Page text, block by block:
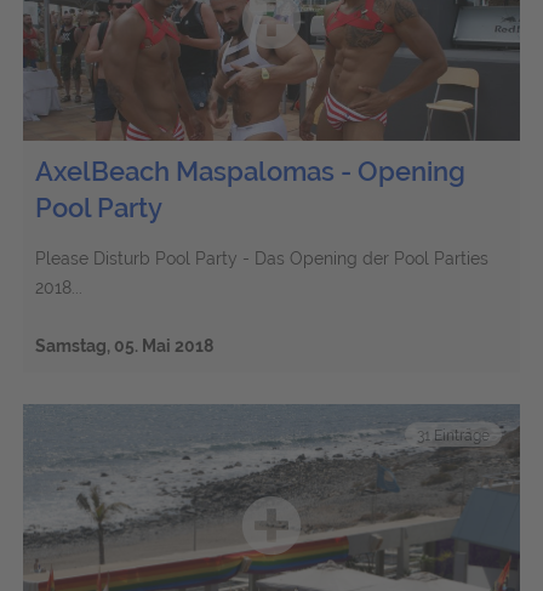
AxelBeach Maspalomas - Opening
Pool Party
Please Disturb Pool Party - Das Opening der Pool Parties
2018...
Samstag, 05. Mai 2018
31 Einträge